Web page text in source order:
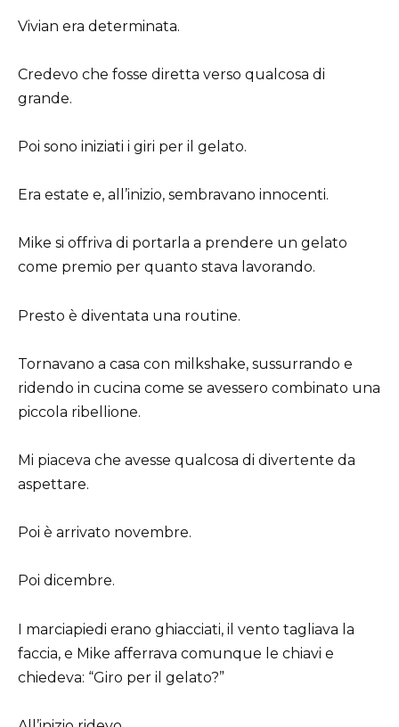
Vivian era determinata.
Credevo che fosse diretta verso qualcosa di
grande.
Poi sono iniziati i giri per il gelato.
Era estate e, all’inizio, sembravano innocenti.
Mike si offriva di portarla a prendere un gelato
come premio per quanto stava lavorando.
Presto è diventata una routine.
Tornavano a casa con milkshake, sussurrando e
ridendo in cucina come se avessero combinato una
piccola ribellione.
Mi piaceva che avesse qualcosa di divertente da
aspettare.
Poi è arrivato novembre.
Poi dicembre.
I marciapiedi erano ghiacciati, il vento tagliava la
faccia, e Mike afferrava comunque le chiavi e
chiedeva: “Giro per il gelato?”